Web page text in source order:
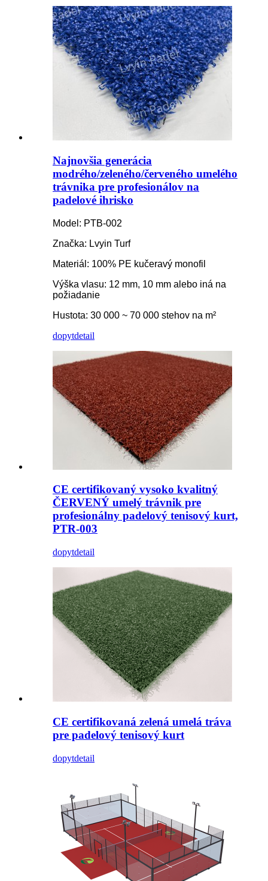
Najnovšia generácia
modrého/zeleného/červeného umelého
trávnika pre profesionálov na
padelové ihrisko
Model: PTB-002
Značka: Lvyin Turf
Materiál: 100% PE kučeravý monofil
Výška vlasu: 12 mm, 10 mm alebo iná na
požiadanie
Hustota: 30 000 ~ 70 000 stehov na m²
dopytdetail
CE certifikovaný vysoko kvalitný
ČERVENÝ umelý trávnik pre
profesionálny padelový tenisový kurt,
PTR-003
dopytdetail
CE certifikovaná zelená umelá tráva
pre padelový tenisový kurt
dopytdetail